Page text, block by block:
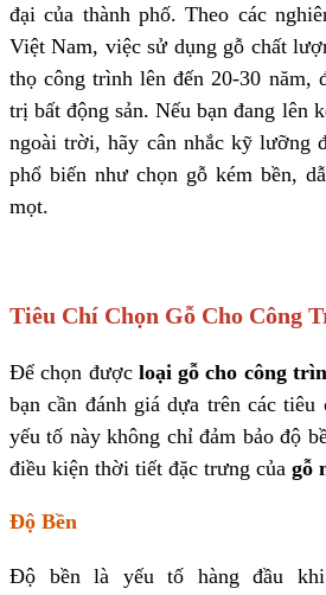
đại của thành phố. Theo các
Việt Nam, việc sử dụng gỗ chất
thọ công trình lên đến 20-30 năm,
trị bất động sản. Nếu bạn đang lên
ngoài trời, hãy cân nhắc kỹ lưỡng
phổ biến như chọn gỗ kém bền,
mọt.
Tiêu Chí Chọn Gỗ Cho Công
Để chọn được loại gỗ cho công
bạn cần đánh giá dựa trên các
yếu tố này không chỉ đảm bảo độ
điều kiện thời tiết đặc trưng của gỗ
Độ Bền
Độ bền là yếu tố hàng đầu